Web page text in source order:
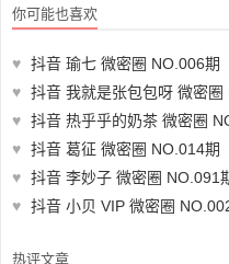
你可能也喜欢
♥ 抖音 瑜七 微密圈 NO.006期
♥ 抖音 我就是张包包呀 微密圈
♥ 抖音 热乎乎的奶茶 微密圈
♥ 抖音 葛征 微密圈 NO.014期
♥ 抖音 李妙子 微密圈 NO.091期
♥ 抖音 小贝 VIP 微密圈
热评文章